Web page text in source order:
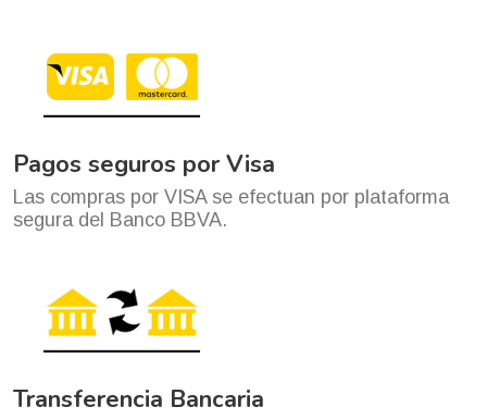
Pagos seguros por Visa
Las compras por VISA se efectuan por plataforma
segura del Banco BBVA.
Transferencia Bancaria